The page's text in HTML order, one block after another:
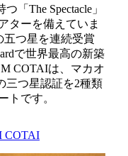
「The Spectacle」
ターを備えていま
五つ星を連続受賞
で世界最高の新築
COTAIは、マカオ
三つ星認証を2種類
トです。
COTAI